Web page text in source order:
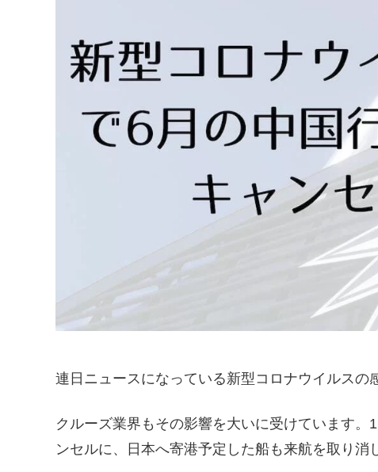
連日ニュースになっている新型コロナウイルスの
クルーズ業界もその影響を大いに受けています
ンセルに、日本へ寄港予定した船も来航を取り消